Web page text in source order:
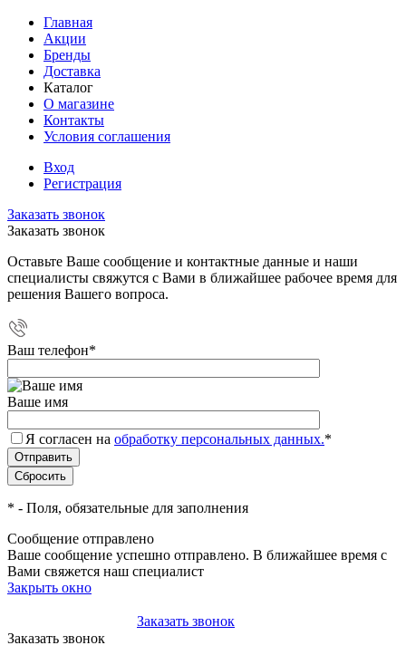
Главная
Акции
Бренды
Доставка
Каталог
О магазине
Контакты
Условия соглашения
Вход
Регистрация
Заказать звонок
Заказать звонок
Оставьте Ваше сообщение и контактные данные и наши
специалисты свяжутся с Вами в ближайшее рабочее время для
решения Вашего вопроса.
Ваш телефон*
Ваше имя
Я согласен на обработку персональных данных.*
* - Поля, обязательные для заполнения
Сообщение отправлено
Ваше сообщение успешно отправлено. В ближайшее время с
Вами свяжется наш специалист
Закрыть окно
Заказать звонок
Заказать звонок